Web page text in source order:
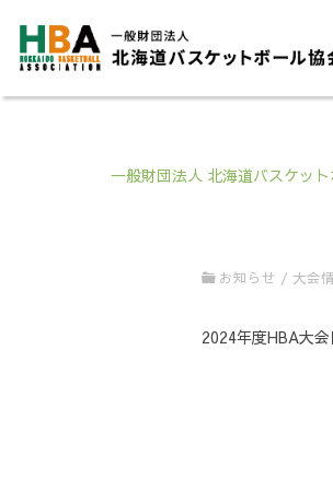
一般財団法人 北海道バスケッ
お知らせ / 大会
2024年度HBA大